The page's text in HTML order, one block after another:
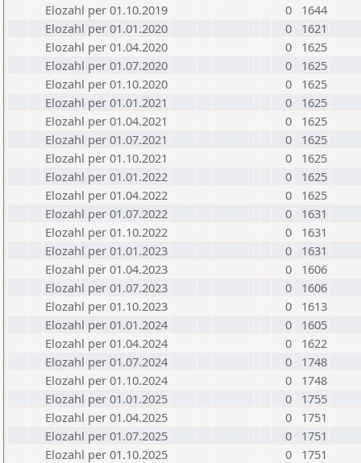
Elozahl per 01.10.2019
0
1644
Elozahl per 01.01.2020
0
1621
Elozahl per 01.04.2020
0
1625
Elozahl per 01.07.2020
0
1625
Elozahl per 01.10.2020
0
1625
Elozahl per 01.01.2021
0
1625
Elozahl per 01.04.2021
0
1625
Elozahl per 01.07.2021
0
1625
Elozahl per 01.10.2021
0
1625
Elozahl per 01.01.2022
0
1625
Elozahl per 01.04.2022
0
1625
Elozahl per 01.07.2022
0
1631
Elozahl per 01.10.2022
0
1631
Elozahl per 01.01.2023
0
1631
Elozahl per 01.04.2023
0
1606
Elozahl per 01.07.2023
0
1606
Elozahl per 01.10.2023
0
1613
Elozahl per 01.01.2024
0
1605
Elozahl per 01.04.2024
0
1622
Elozahl per 01.07.2024
0
1748
Elozahl per 01.10.2024
0
1748
Elozahl per 01.01.2025
0
1755
Elozahl per 01.04.2025
0
1751
Elozahl per 01.07.2025
0
1751
Elozahl per 01.10.2025
0
1751